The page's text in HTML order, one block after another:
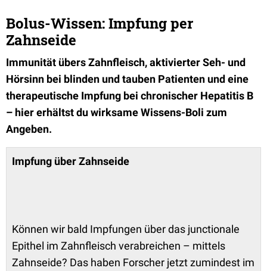
Bolus-Wissen: Impfung per
Zahnseide
Immunität übers Zahnfleisch, aktivierter Seh- und
Hörsinn bei blinden und tauben Patienten und eine
therapeutische Impfung bei chronischer Hepatitis B
– hier erhältst du wirksame Wissens-Boli zum
Angeben.
Impfung über Zahnseide
Können wir bald Impfungen über das junctionale
Epithel im Zahnfleisch verabreichen – mittels
Zahnseide? Das haben Forscher jetzt zumindest im